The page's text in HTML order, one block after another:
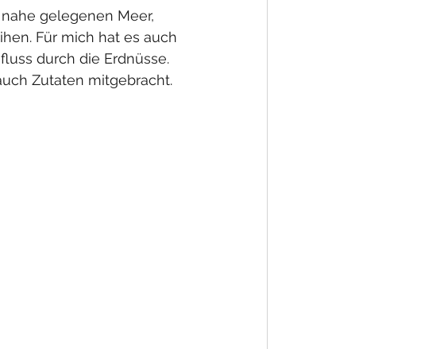
gelegenen Meer,
Für mich hat es auch
durch die Erdnüsse.
Zutaten mitgebracht.